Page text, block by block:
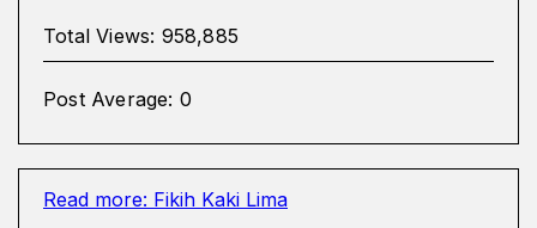
Total Views: 958,885
Post Average: 0
Read more: Fikih Kaki Lima